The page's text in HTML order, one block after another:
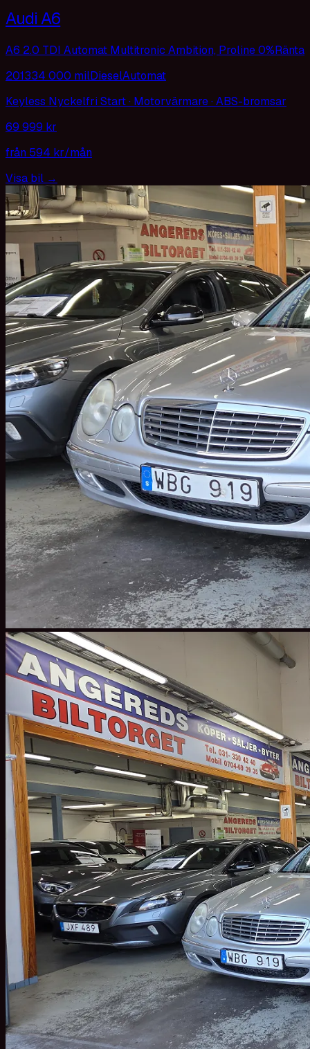
Audi A6
A6 2.0 TDI Automat Multitronic Ambition, Proline 0%Ränta
201334 000 milDieselAutomat
Keyless Nyckelfri Start · Motorvärmare · ABS-bromsar
69 999 kr
från 594 kr/mån
Visa bil →